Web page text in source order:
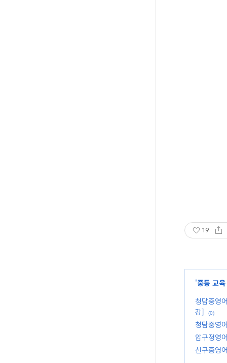
19
'중등 교
청담중영
강]
(0)
청담중영
압구정영
신구중영